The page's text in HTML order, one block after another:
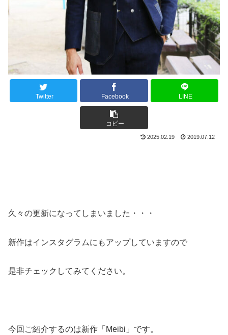
Twitter Facebook LINE
コピー
2025.02.19 2019.07.12
久々の更新になってしまいました・・・
新作はインスタグラムにもアップしていますので
是非チェックしてみてください。
今回ご紹介するのは新作「Meibi」です。